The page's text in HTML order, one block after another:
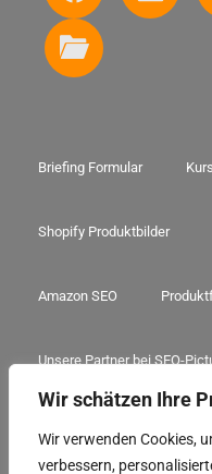
Wir schätzen Ihre
Wir verwenden Cookies,
verbessern,
Briefing Formular
Shopify Produktbilder
Amazon SEO
Unsere Partner bei SEO-